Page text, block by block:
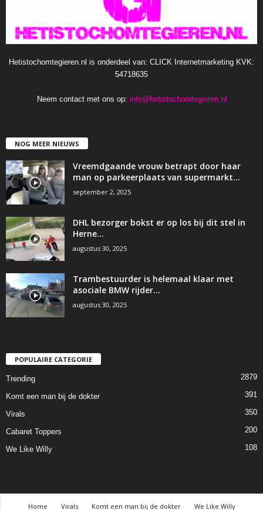
Hetistochomtegieren.nl is onderdeel van: CLICK Internetmarketing KVK:
54718635
Neem contact met ons op: info@hetistochomtegieren.nl
NOG MEER NIEUWS
Vreemdgaande vrouw betrapt door haar
man op parkeerplaats van supermarkt…
september 2, 2025
DHL bezorger bokst er op los bij dit stel in
Herne…
augustus 30, 2025
Trambestuurder is helemaal klaar met
asociale BMW rijder…
augustus 30, 2025
POPULAIRE CATEGORIE
Trending 2879
Komt een man bij de dokter 391
Virals 350
Cabaret Toppers 200
We Like Willy 108
Home Virals Komt een man bij de dokter We Like Willy